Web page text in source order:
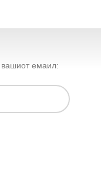
вашиот емаил: